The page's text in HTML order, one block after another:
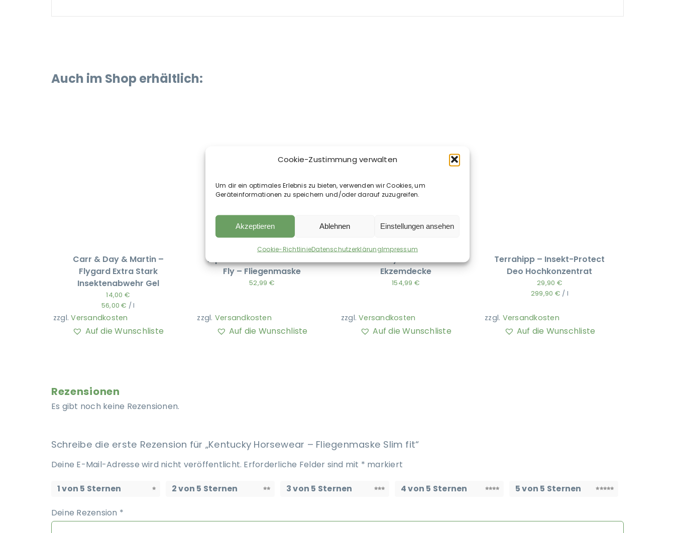
Cookie-Zustimmung verwalten
Um dir ein optimales Erlebnis zu bieten, verwenden wir Cookies, um
Geräteinformationen zu speichern und/oder darauf zuzugreifen.
Akzeptieren Ablehnen Einstellungen ansehen
Cookie-RichtlinieDatenschutzerklärungImpressum
Auch im Shop erhältlich:
Carr & Day & Martin –
Flygard Extra Stark
Insektenabwehr Gel
14,00 €
56,00€ /l
zzgl.Versandkosten
Auf die Wunschliste
Equilibrium Field Relief Max
Fly – Fliegenmaske
52,99 €
zzgl. Versandkosten
Auf die Wunschliste
Kentucky Horsewear –
Ekzemdecke
154,99 €
zzgl.Versandkosten
Auf die Wunschliste
Terrahipp – Insekt-Protect
Deo Hochkonzentrat
29,90 €
299,90 € / l
zzgl. Versandkosten
Auf die Wunschliste
Rezensionen
Es gibt noch keine Rezensionen.
Schreibe die erste Rezension für „Kentucky Horsewear – Fliegenmaske Slim fit“
Deine E-Mail-Adresse wird nicht veröffentlicht. Erforderliche Felder sind mit * markiert
1 von 5 Sternen 2 von 5 Sternen 3 von 5 Sternen 4 von 5 Sternen 5 von 5 Sternen
Deine Rezension *